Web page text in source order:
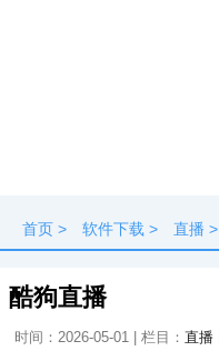
首页 > 软件下载 > 直播 >
酷狗直播
时间：2026-05-01 | 栏目： 直播